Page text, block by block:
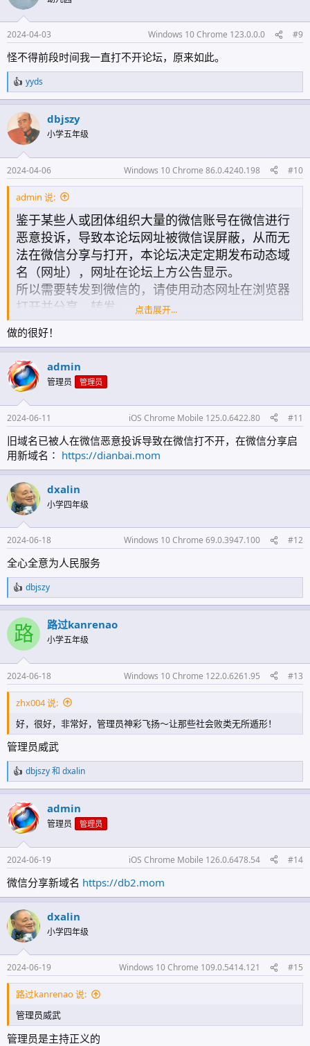
2024-04-03 Windows 10 Chrome 123.0.0.0 #9
怪不得前段时间我一直打不开论坛，原来如此。
反
馈
:
yyds
dbjszy
小学五年级
2024-04-06 Windows 10 Chrome 86.0.4240.198 #10
admin 说:
鉴于某些人或团体组织大量的微信账号在微信进行
恶意投诉，导致本论坛网址被微信误屏蔽，从而无
法在微信分享与打开，本论坛决定定期发布动态域
名（网址），网址在论坛上方公告显示。
所以需要转发到微信的，请使用动态网址在浏览器
打开并分享、转发。
敬告某些人，请不要做徒劳的事情，一个网址就20
元人民币而已，你们花费大量的人力物力，我们只
要20元就解决。
微信可分享：https://dianbai.xyz
浏览附件367053
点击展开...
做的很好！
admin
管理员 管理员
2024-06-11 iOS Chrome Mobile 125.0.6422.80 #11
旧域名已被人在微信恶意投诉导致在微信打不开，在微信分享启
用新域名∶ https://dianbai.mom
dxalin
小学四年级
2024-06-18 Windows 10 Chrome 69.0.3947.100 #12
全心全意为人民服务
反
馈
:
dbjszy
路 路过kanrenao
小学五年级
2024-06-18 Windows 10 Chrome 122.0.6261.95 #13
zhx004 说:
好，很好，非常好，管理员神彩飞扬～让那些社会败类无所遁形！
管理员威武
反
馈
:
dbjszy和 dxalin
admin
管理员 管理员
2024-06-19 iOS Chrome Mobile 126.0.6478.54 #14
微信分享新域名 https://db2.mom
dxalin
小学四年级
2024-06-19 Windows 10 Chrome 109.0.5414.121 #15
路过kanrenao 说:
管理员威武
管理员是主持正义的